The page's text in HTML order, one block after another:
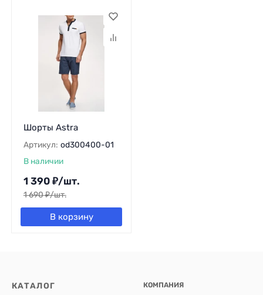
Шорты Astra
Артикул: od300400-01
В наличии
1 390 ₽/шт.
1 690₽/шт.
В корзину
КАТАЛОГ КОМПАНИЯ